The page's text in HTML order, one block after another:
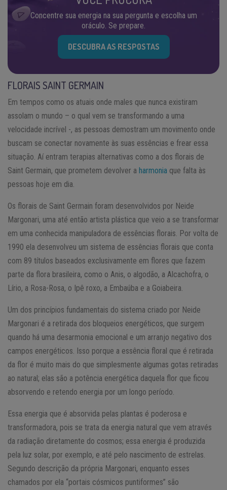
Concentre sua energia na sua pergunta e escolha um
oráculo. Se prepare.
DESCUBRA AS RESPOSTAS
FLORAIS SAINT GERMAIN
Em tempos como os atuais onde males que nunca existiram
assolam o mundo – o qual vem se transformando a uma
velocidade incrível -, as pessoas demostram um movimento onde
buscam se conectar novamente às suas essências e frear essa
situação. Aí entram terapias alternativas como a dos florais de
Saint Germain, que prometem devolver a harmonia que falta às
pessoas hoje em dia.
Os florais de Saint Germain foram desenvolvidos por Neide
Margonari, uma até então artista plástica que veio a se transformar
em uma conhecida manipuladora de essências florais. Por volta de
1990 ela desenvolveu um sistema de essências florais que conta
com 89 títulos baseados exclusivamente em flores que fazem
parte da flora brasileira, como o Anis, o algodão, a Alcachofra, o
Lírio, a Rosa-Rosa, o Ipê roxo, a Embaúba e a Goiabeira.
Um dos princípios fundamentais do sistema criado por Neide
Margonari é a retirada dos bloqueios energéticos, que surgem
quando há uma desarmonia emocional e um arranjo negativo dos
campos energéticos. Isso porque a essência floral que é retirada
da flor é muito mais do que simplesmente algumas gotas retiradas
ao natural; elas são a potência energética daquela flor que ficou
absorvendo e retendo energia por um longo período.
Essa energia que é absorvida pelas plantas é poderosa e
transformadora, pois se trata da energia natural que vem através
da radiação diretamente do cosmos; essa energia é produzida
pela luz solar, por exemplo, e até pelo nascimento de estrelas.
Segundo descrição da própria Margonari, enquanto esses
chamados por ela “portais cósmicos puntiformes” são